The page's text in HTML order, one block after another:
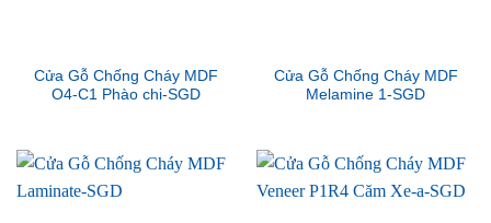
Cửa Gỗ Chống Cháy MDF
O4-C1 Phào chi-SGD
Cửa Gỗ Chống Cháy MDF
Melamine 1-SGD